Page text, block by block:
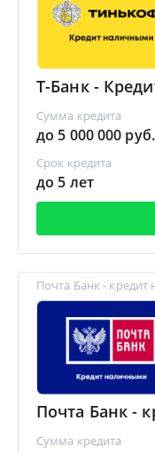
Т-Банк -
Сумма кредита
до 5 000 000 руб.
Срок кредита
до 5 лет
Почта Банк -
Почта Банк -
Сумма кредита